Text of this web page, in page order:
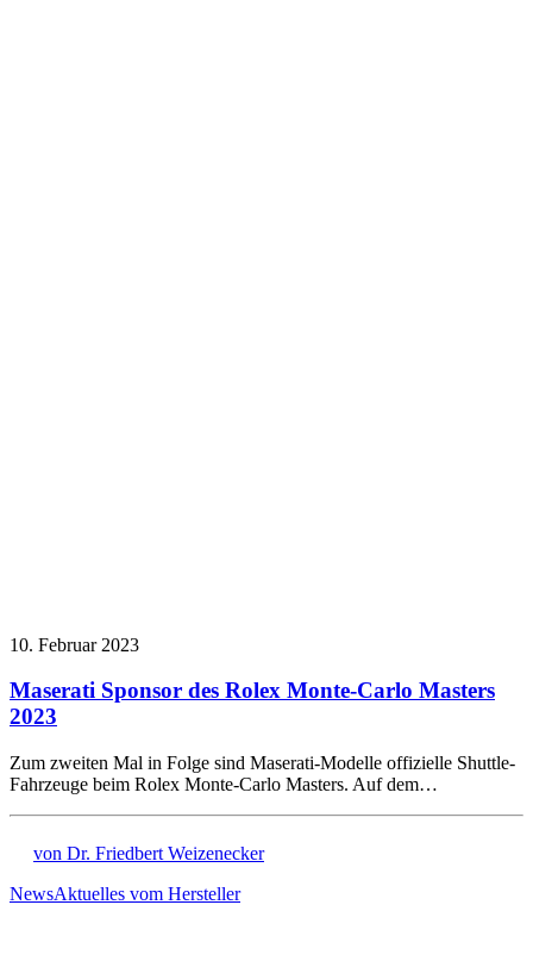
10. Februar 2023
Maserati Sponsor des Rolex Monte-Carlo Masters
2023
Zum zweiten Mal in Folge sind Maserati-Modelle offizielle Shuttle-
Fahrzeuge beim Rolex Monte-Carlo Masters. Auf dem…
von Dr. Friedbert Weizenecker
NewsAktuelles vom Hersteller